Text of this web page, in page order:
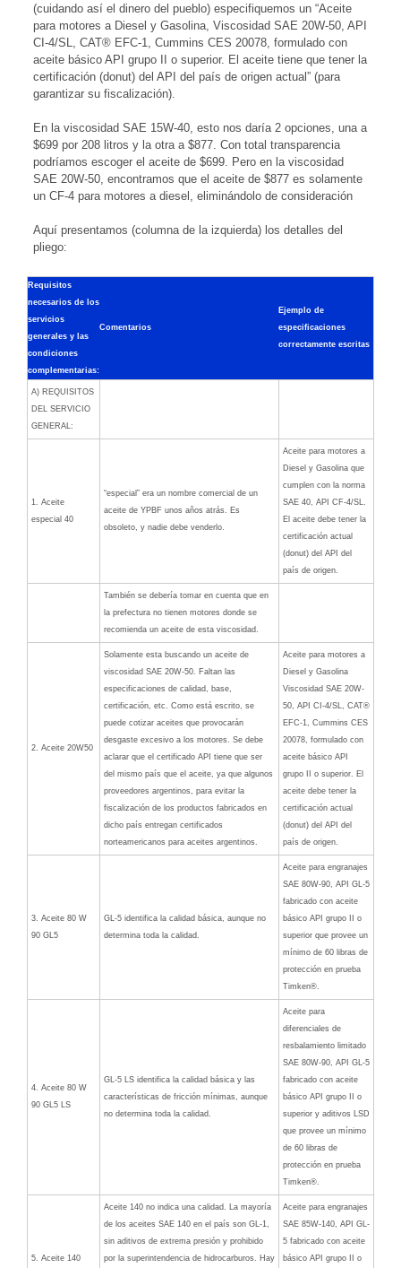
(cuidando así el dinero del pueblo) especifiquemos un “Aceite
para motores a Diesel y Gasolina, Viscosidad SAE 20W-50, API
CI-4/SL, CAT® EFC-1, Cummins CES 20078, formulado con
aceite básico API grupo II o superior. El aceite tiene que tener la
certificación (donut) del API del país de origen actual” (para
garantizar su fiscalización).
En la viscosidad SAE 15W-40, esto nos daría 2 opciones, una a
$699 por 208 litros y la otra a $877. Con total transparencia
podríamos escoger el aceite de $699. Pero en la viscosidad
SAE 20W-50, encontramos que el aceite de $877 es solamente
un CF-4 para motores a diesel, eliminándolo de consideración
Aquí presentamos (columna de la izquierda) los detalles del
pliego:
Requisitos
necesarios de los
servicios
generales y las
condiciones
complementarias:
Comentarios
Ejemplo de
especificaciones
correctamente escritas
A) REQUISITOS
DEL SERVICIO
GENERAL:
1. Aceite
especial 40
“especial” era un nombre comercial de un
aceite de YPBF unos años atrás. Es
obsoleto, y nadie debe venderlo.
Aceite para motores a
Diesel y Gasolina que
cumplen con la norma
SAE 40, API CF-4/SL.
El aceite debe tener la
certificación actual
(donut) del API del
país de origen.
También se debería tomar en cuenta que en
la prefectura no tienen motores donde se
recomienda un aceite de esta viscosidad.
2. Aceite 20W50
Solamente esta buscando un aceite de
viscosidad SAE 20W-50. Faltan las
especificaciones de calidad, base,
certificación, etc. Como está escrito, se
puede cotizar aceites que provocarán
desgaste excesivo a los motores. Se debe
aclarar que el certificado API tiene que ser
del mismo país que el aceite, ya que algunos
proveedores argentinos, para evitar la
fiscalización de los productos fabricados en
dicho país entregan certificados
norteamericanos para aceites argentinos.
Aceite para motores a
Diesel y Gasolina
Viscosidad SAE 20W-
50, API CI-4/SL, CAT®
EFC-1, Cummins CES
20078, formulado con
aceite básico API
grupo II o superior. El
aceite debe tener la
certificación actual
(donut) del API del
país de origen.
3. Aceite 80 W
90 GL5
GL-5 identifica la calidad básica, aunque no
determina toda la calidad.
Aceite para engranajes
SAE 80W-90, API GL-5
fabricado con aceite
básico API grupo II o
superior que provee un
mínimo de 60 libras de
protección en prueba
Timken®.
4. Aceite 80 W
90 GL5 LS
GL-5 LS identifica la calidad básica y las
características de fricción mínimas, aunque
no determina toda la calidad.
Aceite para
diferenciales de
resbalamiento limitado
SAE 80W-90, API GL-5
fabricado con aceite
básico API grupo II o
superior y aditivos LSD
que provee un mínimo
de 60 libras de
protección en prueba
Timken®.
5. Aceite 140
Aceite 140 no indica una calidad. La mayoría
de los aceites SAE 140 en el país son GL-1,
sin aditivos de extrema presión y prohibido
por la superintendencia de hidrocarburos. Hay
Aceite para engranajes
SAE 85W-140, API GL-
5 fabricado con aceite
básico API grupo II o